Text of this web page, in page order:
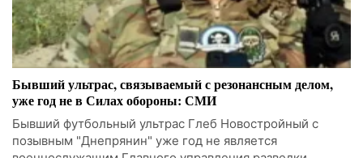
Бывший ультрас, связываемый с резонансным делом,
уже год не в Силах обороны: СМИ
Бывший футбольный ультрас Глеб Новостройный с
позывным "Днепрянин" уже год не является